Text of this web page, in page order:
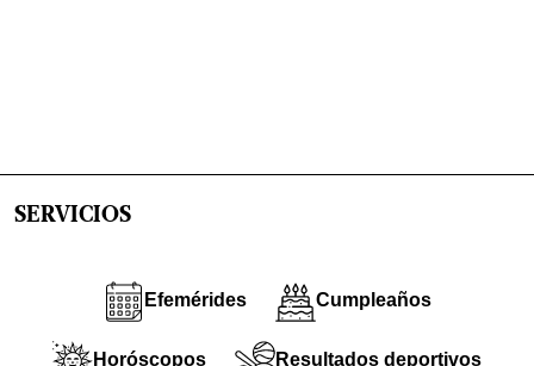
SERVICIOS
Efemérides Cumpleaños
Horóscopos Resultados deportivos